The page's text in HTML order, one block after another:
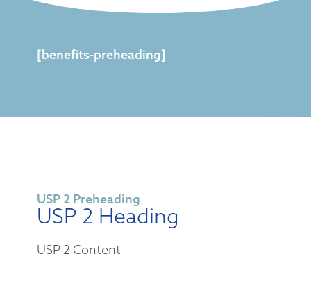
[benefits-preheading]
USP 2 Preheading
USP 2 Heading
USP 2 Content